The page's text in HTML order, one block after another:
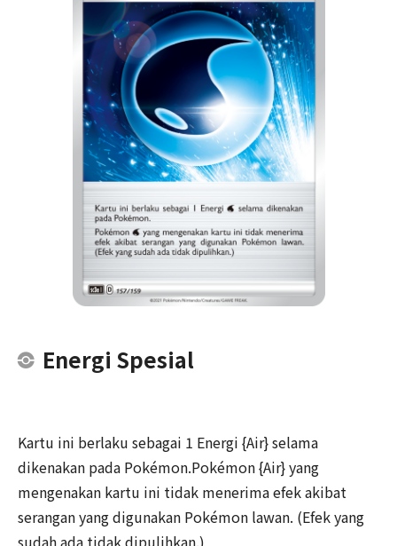
Energi Spesial
Kartu ini berlaku sebagai 1 Energi {Air} selama
dikenakan pada Pokémon.Pokémon {Air} yang
mengenakan kartu ini tidak menerima efek akibat
serangan yang digunakan Pokémon lawan. (Efek yang